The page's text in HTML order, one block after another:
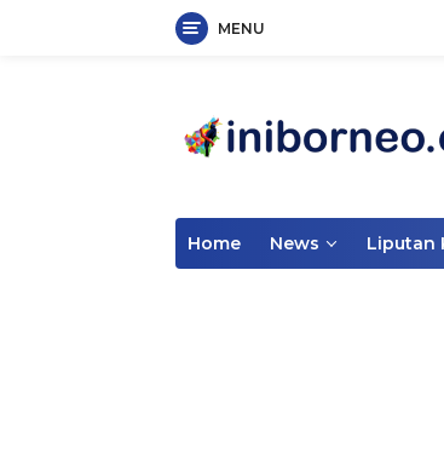
MENU
Home News Liputan